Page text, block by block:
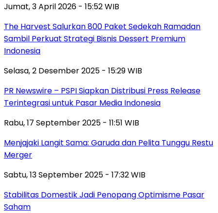
Jumat, 3 April 2026 - 15:52 WIB
The Harvest Salurkan 800 Paket Sedekah Ramadan
Sambil Perkuat Strategi Bisnis Dessert Premium
Indonesia
Selasa, 2 Desember 2025 - 15:29 WIB
PR Newswire – PSPI Siapkan Distribusi Press Release
Terintegrasi untuk Pasar Media Indonesia
Rabu, 17 September 2025 - 11:51 WIB
Menjajaki Langit Sama: Garuda dan Pelita Tunggu Restu
Merger
Sabtu, 13 September 2025 - 17:32 WIB
Stabilitas Domestik Jadi Penopang Optimisme Pasar
Saham